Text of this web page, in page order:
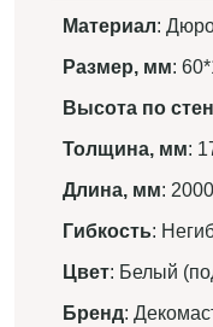
Материал:
Размер, мм:
Высота по
Толщина, мм:
Длина, мм: 2000
Гибкость:
Цвет: Белый
Бренд: